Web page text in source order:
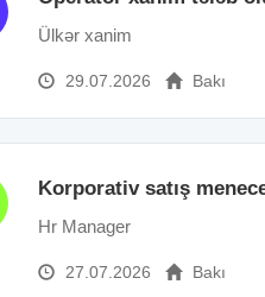
Ülkər xanim
29.07.2026 Bakı
Korporativ satış
Hr Manager
27.07.2026 Bakı